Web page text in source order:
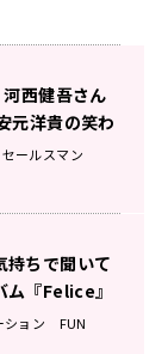
西健吾さん
元洋貴の笑わ
）』
ールスマン
持ちで聞いて
ム『Felice』
ション FUN